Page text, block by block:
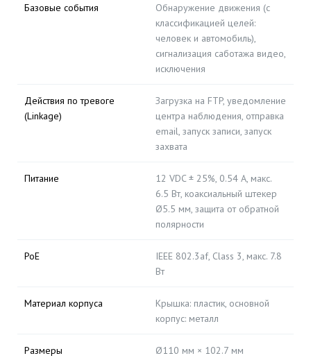
Базовые события
Обнаружение движения (с
классификацией целей:
человек и автомобиль),
сигнализация саботажа видео,
исключения
Действия по тревоге
(Linkage)
Загрузка на FTP, уведомление
центра наблюдения, отправка
email, запуск записи, запуск
захвата
Питание
12 VDC ± 25%, 0.54 A, макс.
6.5 Вт, коаксиальный штекер
Ø5.5 мм, защита от обратной
полярности
PoE
IEEE 802.3af, Class 3, макс. 7.8
Вт
Материал корпуса
Крышка: пластик, основной
корпус: металл
Размеры Ø110 мм × 102.7 мм